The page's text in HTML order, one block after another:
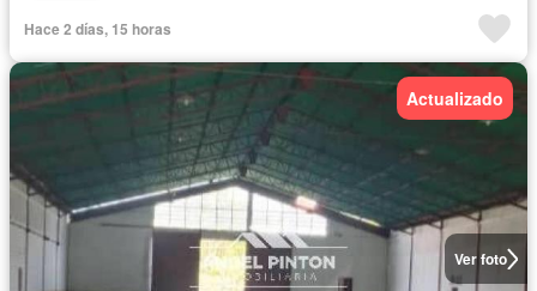
Hace 2 días, 15 horas
Ver foto
Actualizado